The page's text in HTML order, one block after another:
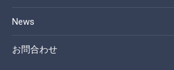
News
お問合わせ